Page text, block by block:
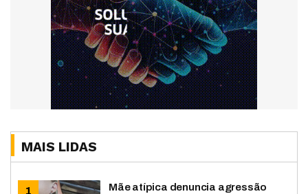
MAIS LIDAS
Mãe atípica denuncia agressão